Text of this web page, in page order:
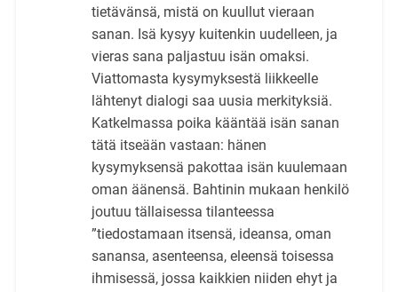
tietävänsä, mistä on kuullut vieraan
sanan. Isä kysyy kuitenkin uudelleen, ja
vieras sana paljastuu isän omaksi.
Viattomasta kysymyksestä liikkeelle
lähtenyt dialogi saa uusia merkityksiä.
Katkelmassa poika kääntää isän sanan
tätä itseään vastaan: hänen
kysymyksensä pakottaa isän kuulemaan
oman äänensä. Bahtinin mukaan henkilö
joutuu tällaisessa tilanteessa
”tiedostamaan itsensä, ideansa, oman
sanansa, asenteensa, eleensä toisessa
ihmisessä, jossa kaikkien niiden ehyt ja